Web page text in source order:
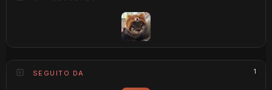
SEGUITO DA 1